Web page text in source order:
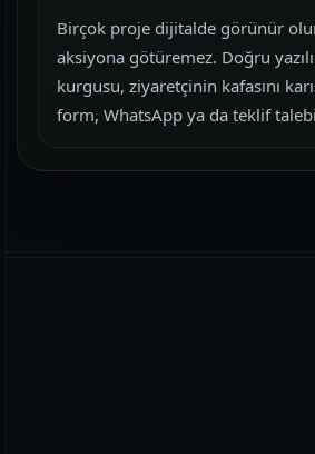
Birçok proje dijitalde görünür olur
aksiyona götüremez. Doğru
kurgusu, ziyaretçinin kafasını
form, WhatsApp ya da teklif